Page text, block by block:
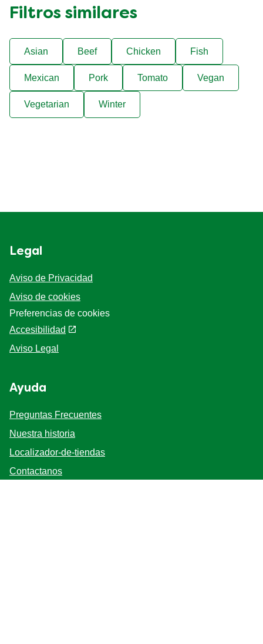
Filtros similares
Asian Beef Chicken Fish
Mexican Pork Tomato Vegan
Vegetarian Winter
Legal
Aviso de Privacidad
Aviso de cookies
Preferencias de cookies
Accesibilidad
Aviso Legal
Ayuda
Preguntas Frecuentes
Nuestra historia
Localizador-de-tiendas
Contactanos